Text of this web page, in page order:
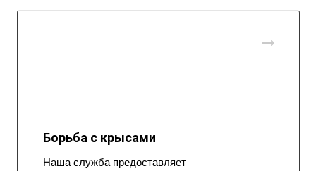
Борьба с крысами
Наша служба предоставляет